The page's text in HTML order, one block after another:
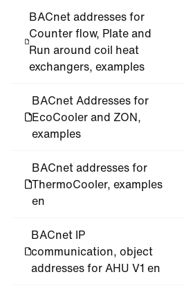
BACnet addresses for
Counter flow, Plate and
Run around coil heat
exchangers, examples
BACnet Addresses for
EcoCooler and ZON,
examples
BACnet addresses for
ThermoCooler, examples
en
BACnet IP
communication, object
addresses for AHU V1 en